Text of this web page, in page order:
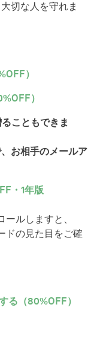
切な人を守れま
）
）
こともできま
お相手のメールア
・1年版
ールしますと、
ドの見た目をご確
る（80%OFF）